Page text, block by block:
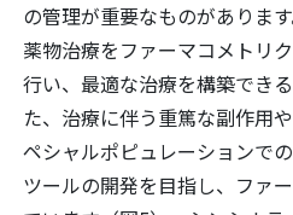
の管理が重要なものがありま
薬物治療をファーマコメトリ
行い、最適な治療を構築でき
た、治療に伴う重篤な副作用
ペシャルポピュレーションで
ツールの開発を目指し、ファ